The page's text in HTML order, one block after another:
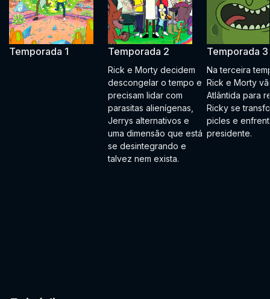
Temporada 1 Temporada 2
Rick e Morty decidem
descongelar o tempo e
precisam lidar com
parasitas alienígenas,
Jerrys alternativos e
uma dimensão que está
se desintegrando e
talvez nem exista.
Temporada 3
Na terceira
Rick e Morty
Atlântida para
Ricky se
picles e
presidente.